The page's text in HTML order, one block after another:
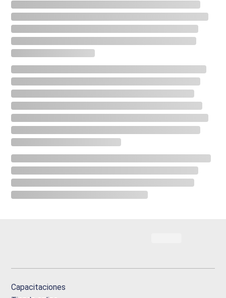
Capacitaciones